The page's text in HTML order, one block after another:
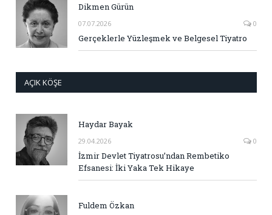
Dikmen Gürün
07.07.2026 0
Gerçeklerle Yüzleşmek ve Belgesel Tiyatro
AÇIK KÖŞE
Haydar Bayak
29.04.2026 0
İzmir Devlet Tiyatrosu’ndan Rembetiko
Efsanesi: İki Yaka Tek Hikaye
Fuldem Özkan